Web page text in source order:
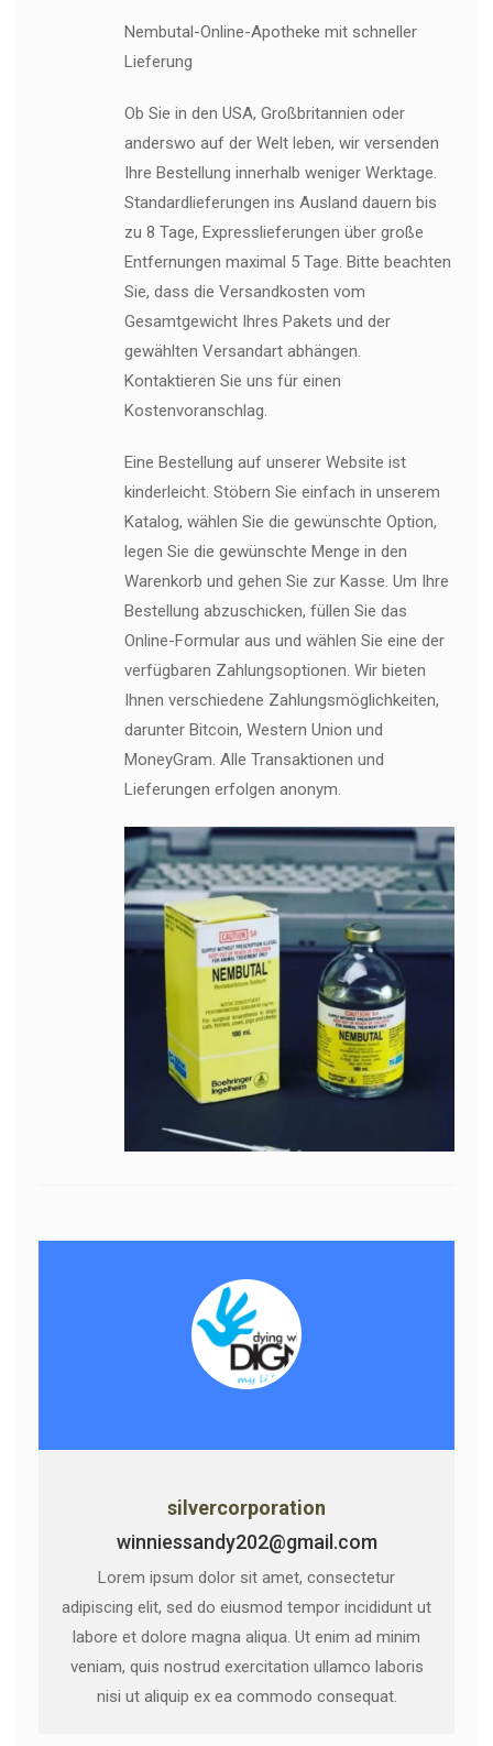
Nembutal-Online-Apotheke mit schneller
Lieferung
Ob Sie in den USA, Großbritannien oder
anderswo auf der Welt leben, wir versenden
Ihre Bestellung innerhalb weniger Werktage.
Standardlieferungen ins Ausland dauern bis
zu 8 Tage, Expresslieferungen über große
Entfernungen maximal 5 Tage. Bitte beachten
Sie, dass die Versandkosten vom
Gesamtgewicht Ihres Pakets und der
gewählten Versandart abhängen.
Kontaktieren Sie uns für einen
Kostenvoranschlag.
Eine Bestellung auf unserer Website ist
kinderleicht. Stöbern Sie einfach in unserem
Katalog, wählen Sie die gewünschte Option,
legen Sie die gewünschte Menge in den
Warenkorb und gehen Sie zur Kasse. Um Ihre
Bestellung abzuschicken, füllen Sie das
Online-Formular aus und wählen Sie eine der
verfügbaren Zahlungsoptionen. Wir bieten
Ihnen verschiedene Zahlungsmöglichkeiten,
darunter Bitcoin, Western Union und
MoneyGram. Alle Transaktionen und
Lieferungen erfolgen anonym.
silvercorporation
winniessandy202@gmail.com
Lorem ipsum dolor sit amet, consectetur
adipiscing elit, sed do eiusmod tempor incididunt ut
labore et dolore magna aliqua. Ut enim ad minim
veniam, quis nostrud exercitation ullamco laboris
nisi ut aliquip ex ea commodo consequat.